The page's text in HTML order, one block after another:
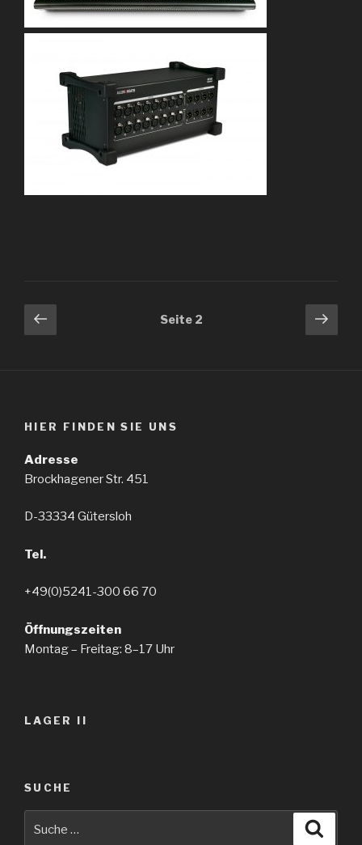
Beitragsnavigation
Seite
Seite 2
HIER FINDEN SIE UNS
Adresse
Brockhagener Str. 451
D-33334 Gütersloh
Tel.
+49(0)5241-300 66 70
Öffnungszeiten
Montag – Freitag: 8–17 Uhr
LAGER II
SUCHE